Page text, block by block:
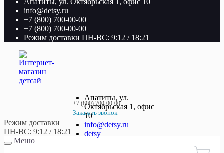
info@detsy.ru
+7 (800) 700-00-00
+7 (800) 700-00-00
Режим доставки ПН-ВС: 9:12 / 18:21
+7 (800) 700-00-00
Заказать звонок
+7 (800) 700-00-00
Апатиты, ул.
Октябрьская 1, офис
10
info@detsy.ru
detsy
Режим доставки
ПН-ВС: 9:12 / 18:21
Меню